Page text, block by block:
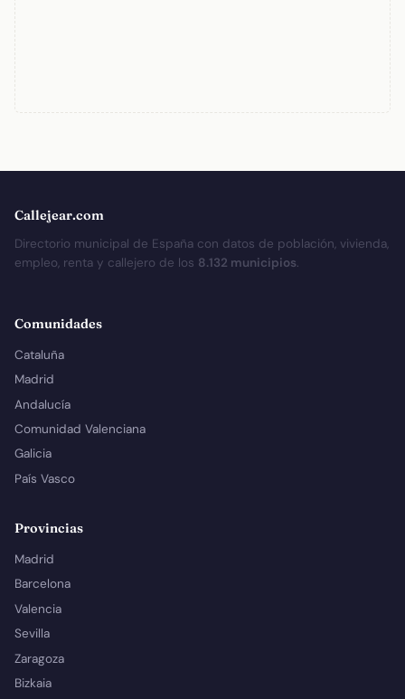
Callejear.com
Directorio municipal de España con datos de población, vivienda,
empleo, renta y callejero de los 8.132 municipios.
Comunidades
Cataluña
Madrid
Andalucía
Comunidad Valenciana
Galicia
País Vasco
Provincias
Madrid
Barcelona
Valencia
Sevilla
Zaragoza
Bizkaia